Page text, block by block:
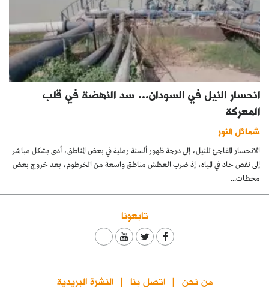
انحسار النيل في السودان… سد النهضة في قلب
المعركة
شمائل النور
الانحسار المفاجئ للنيل، إلى درجة ظهور ألسنة رملية في بعض المناطق، أدى بشكل مباشر
إلى نقص حاد في المياه، إذ ضرب العطش مناطق واسعة من الخرطوم، بعد خروج بعض
محطات...
تابعونا
من نحن اتصل بنا النشرة البريدية